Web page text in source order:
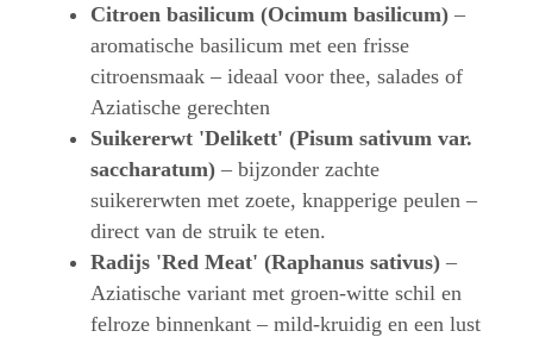
Citroen basilicum (Ocimum basilicum) –
aromatische basilicum met een frisse
citroensmaak – ideaal voor thee, salades of
Aziatische gerechten
Suikererwt 'Delikett' (Pisum sativum var.
saccharatum) – bijzonder zachte
suikererwten met zoete, knapperige peulen –
direct van de struik te eten.
Radijs 'Red Meat' (Raphanus sativus) –
Aziatische variant met groen-witte schil en
felroze binnenkant – mild-kruidig en een lust